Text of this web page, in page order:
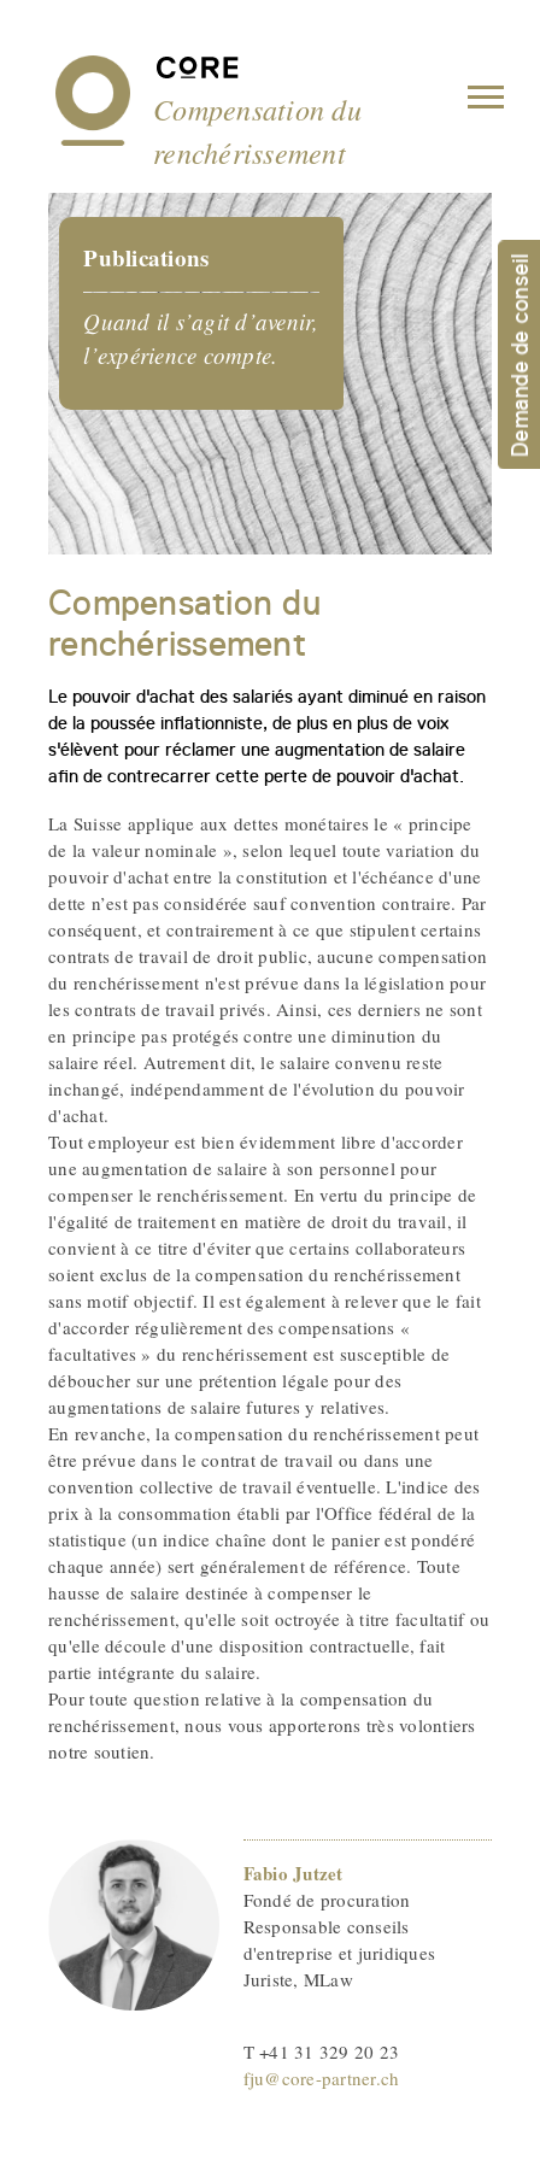
Compensation du
renchérissement
Publications
Quand il s’agit d’avenir,
l’expérience compte.
Compensation du
renchérissement
Le pouvoir d'achat des salariés ayant diminué en raison
de la poussée inflationniste, de plus en plus de voix
s'élèvent pour réclamer une augmentation de salaire
afin de contrecarrer cette perte de pouvoir d'achat.
La Suisse applique aux dettes monétaires le « principe
de la valeur nominale », selon lequel toute variation du
pouvoir d'achat entre la constitution et l'échéance d'une
dette n’est pas considérée sauf convention contraire. Par
conséquent, et contrairement à ce que stipulent certains
contrats de travail de droit public, aucune compensation
du renchérissement n'est prévue dans la législation pour
les contrats de travail privés. Ainsi, ces derniers ne sont
en principe pas protégés contre une diminution du
salaire réel. Autrement dit, le salaire convenu reste
inchangé, indépendamment de l'évolution du pouvoir
d'achat.
Tout employeur est bien évidemment libre d'accorder
une augmentation de salaire à son personnel pour
compenser le renchérissement. En vertu du principe de
l'égalité de traitement en matière de droit du travail, il
convient à ce titre d'éviter que certains collaborateurs
soient exclus de la compensation du renchérissement
sans motif objectif. Il est également à relever que le fait
d'accorder régulièrement des compensations «
facultatives » du renchérissement est susceptible de
déboucher sur une prétention légale pour des
augmentations de salaire futures y relatives.
En revanche, la compensation du renchérissement peut
être prévue dans le contrat de travail ou dans une
convention collective de travail éventuelle. L'indice des
prix à la consommation établi par l'Office fédéral de la
statistique (un indice chaîne dont le panier est pondéré
chaque année) sert généralement de référence. Toute
hausse de salaire destinée à compenser le
renchérissement, qu'elle soit octroyée à titre facultatif ou
qu'elle découle d'une disposition contractuelle, fait
partie intégrante du salaire.
Pour toute question relative à la compensation du
renchérissement, nous vous apporterons très volontiers
notre soutien.
Fabio Jutzet
Fondé de procuration
Responsable conseils
d'entreprise et juridiques
Juriste, MLaw
T +41 31 329 20 23
fju@core-partner.ch
Demande de conseil